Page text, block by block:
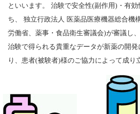
といいます。 治験で安全性(副作用)・有
ち、 独立行政法人 医薬品医療機器総合機
労働省、薬事・食品衛生審議会)が審議し、
治験で得られる貴重なデータが新薬の開
り、患者(被験者)様のご協力によって成り